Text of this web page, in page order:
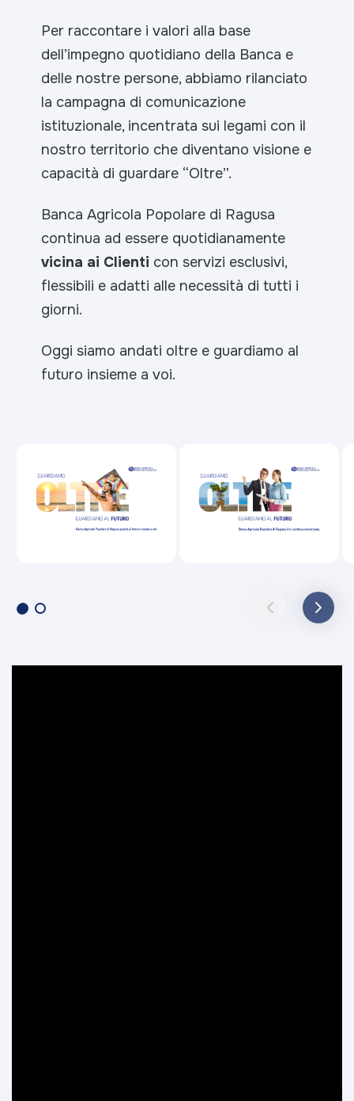
Per raccontare i valori alla base
dell’impegno quotidiano della Banca e
delle nostre persone, abbiamo rilanciato
la campagna di comunicazione
istituzionale, incentrata sui legami con il
nostro territorio che diventano visione e
capacità di guardare “Oltre”.
Banca Agricola Popolare di Ragusa
continua ad essere quotidianamente
vicina ai Clienti con servizi esclusivi,
flessibili e adatti alle necessità di tutti i
giorni.
Oggi siamo andati oltre e guardiamo al
futuro insieme a voi.